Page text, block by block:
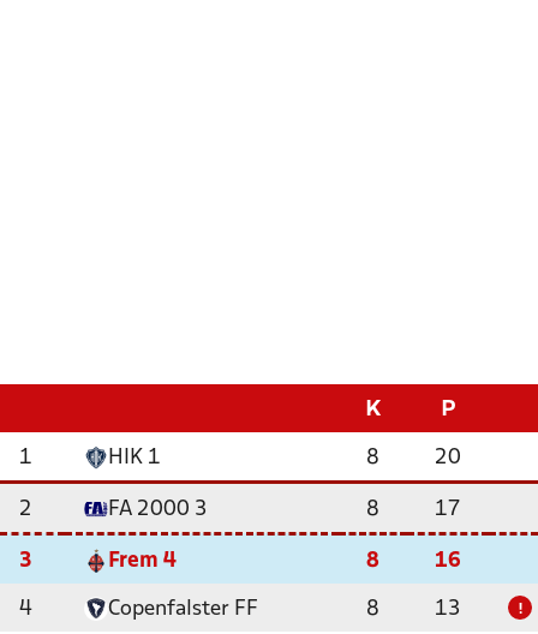
K P
1 HIK 1 8 20
2 FA 2000 3 8 17
3 Frem 4 8 16
4 Copenfalster FF 8 13 !